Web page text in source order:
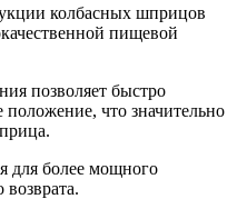
колбасных шприцов
пищевой
позволяет быстро
что значительно
для более мощного